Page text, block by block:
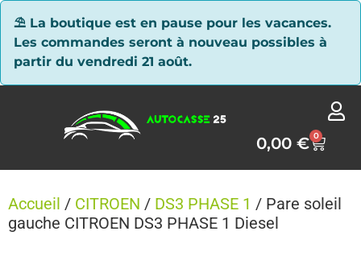
⛱ La boutique est en pause pour les vacances.
Les commandes seront à nouveau possibles à
partir du vendredi 21 août.
0,00€ 0
Accueil / CITROEN / DS3 PHASE 1 / Pare soleil
gauche CITROEN DS3 PHASE 1 Diesel
Panneau de gestion des cookies